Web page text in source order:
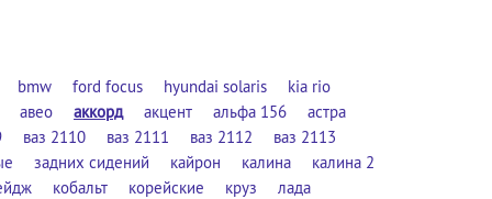
bmw ford focus hyundai solaris
kia rio
авео
аккорд акцент альфа 156
астра
ваз 2110 ваз 2111 ваз 2112
ваз 2113
задних сидений кайрон калина
калина 2
кобальт корейские круз
лада